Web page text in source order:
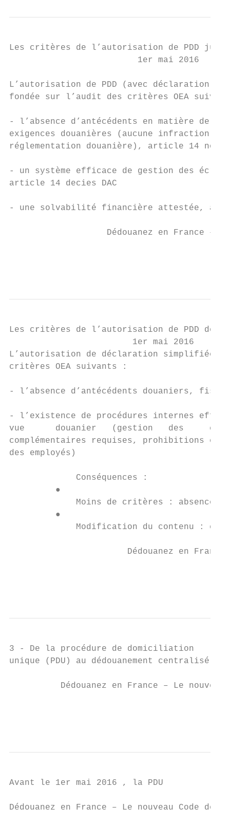
Les critères de l’autorisation de PDD
                         1er mai 2016
L’autorisation de PDD (avec déclaration
fondée sur l’audit des critères OEA
- l’absence d’antécédents en matière de
exigences douanières (aucune infraction
réglementation douanière), article 14
- un système efficace de gestion des
article 14 decies DAC
- une solvabilité financière attestée,
Dédouanez en France –
Les critères de l’autorisation de PDD
                        1er mai 2016
L’autorisation de déclaration simplifiée
critères OEA suivants :
- l’absence d’antécédents douaniers,
- l’existence de procédures internes
vue      douanier   (gestion   des
complémentaires requises, prohibitions
des employés)
             Conséquences :
         ●
Moins de critères : absence
         ●
Modification du contenu :
Dédouanez en
3 - De la procédure de domiciliation
unique (PDU) au dédouanement centralisé
Dédouanez en France – Le nouveau
Avant le 1er mai 2016 , la PDU
Dédouanez en France – Le nouveau Code des